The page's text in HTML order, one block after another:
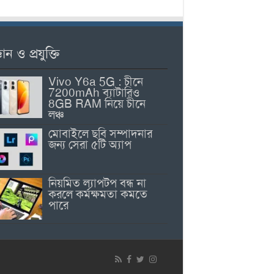
ও প্রযুক্তি
Vivo Y6a 5G : চীনে
7200mAh ব্যাটারিও
8GB RAM নিয়ে চীনে
লঞ্চ
মোবাইলে ছবি সম্পাদনার
জন্য সেরা ৫টি অ্যাপ
নিয়মিত ল্যাপটপ বন্ধ না
করলে কর্মক্ষমতা কমতে
পারে